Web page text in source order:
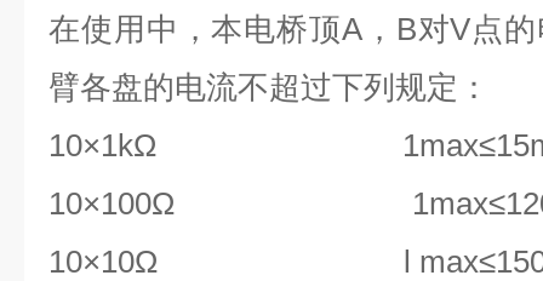
在使用中，本电桥顶A，B对V点
臂各盘的电流不超过下列规定：
10×1kΩ
10×100Ω
10×10Ω l